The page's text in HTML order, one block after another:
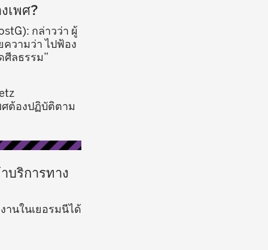
เพศ?
กล่าวว่า ผู้
วามว่า ไปฟ้อง
ศีลธรรม”
ศต้องปฏิบัติตาม
บริการทาง
นในเยอรมนีได้